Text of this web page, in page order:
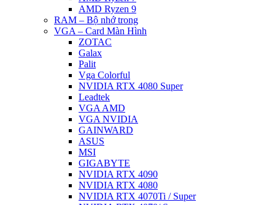
AMD Ryzen 9
RAM – Bộ nhớ trong
VGA – Card Màn Hình
ZOTAC
Galax
Palit
Vga Colorful
NVIDIA RTX 4080 Super
Leadtek
VGA AMD
VGA NVIDIA
GAINWARD
ASUS
MSI
GIGABYTE
NVIDIA RTX 4090
NVIDIA RTX 4080
NVIDIA RTX 4070Ti / Super